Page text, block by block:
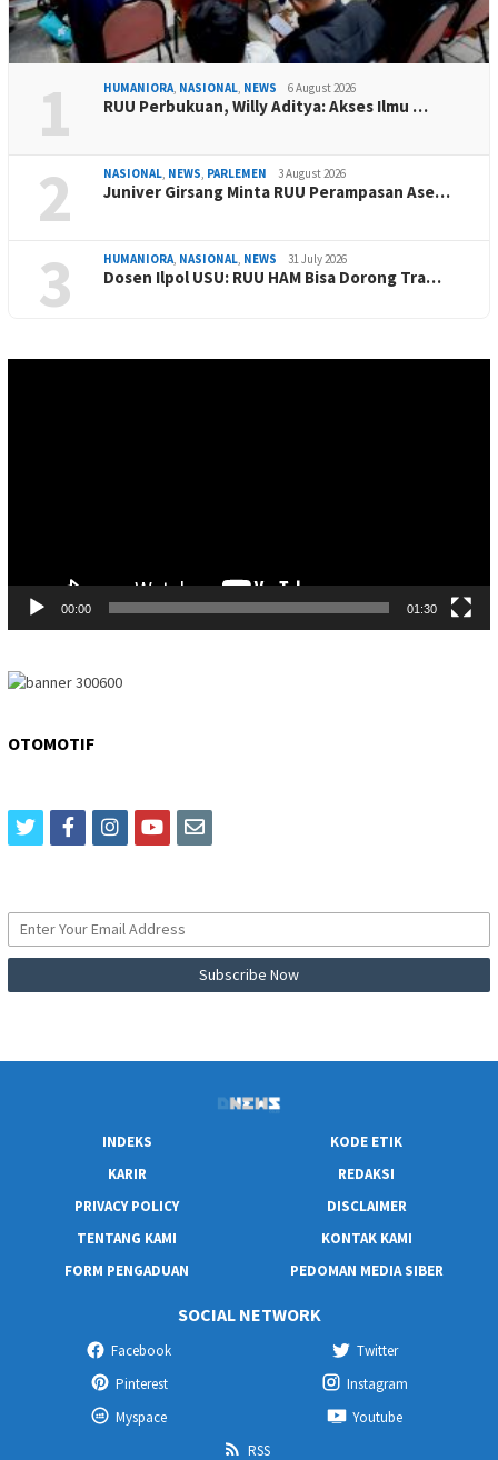
1 HUMANIORA, NASIONAL, NEWS 6 August 2026
RUU Perbukuan, Willy Aditya: Akses Ilmu …
2 NASIONAL, NEWS, PARLEMEN 3 August 2026
Juniver Girsang Minta RUU Perampasan Ase…
3 HUMANIORA, NASIONAL, NEWS 31 July 2026
Dosen Ilpol USU: RUU HAM Bisa Dorong Tra…
00:00 01:30
OTOMOTIF
twitterfacebookinstagram
youtubeemail
INDEKS
KODE ETIK
KARIR
REDAKSI
PRIVACY POLICY
DISCLAIMER
TENTANG KAMI
KONTAK KAMI
FORM PENGADUAN
PEDOMAN MEDIA SIBER
SOCIAL NETWORK
Facebook
Twitter
Pinterest
Instagram
Myspace
Youtube
RSS